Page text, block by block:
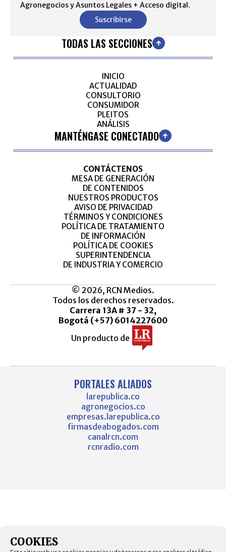
Agronegocios y Asuntos Legales + Acceso digital.
Suscribirse
TODAS LAS SECCIONES
INICIO
ACTUALIDAD
CONSULTORIO
CONSUMIDOR
PLEITOS
ANÁLISIS
MANTÉNGASE CONECTADO
CONTÁCTENOS
MESA DE GENERACIÓN
DE CONTENIDOS
NUESTROS PRODUCTOS
AVISO DE PRIVACIDAD
TÉRMINOS Y CONDICIONES
POLÍTICA DE TRATAMIENTO
DE INFORMACIÓN
POLÍTICA DE COOKIES
SUPERINTENDENCIA
DE INDUSTRIA Y COMERCIO
© 2026, RCN Medios.
Todos los derechos reservados.
Carrera 13A # 37 - 32,
Bogotá (+57) 6014227600
Un producto de
PORTALES ALIADOS
larepublica.co
agronegocios.co
empresas.larepublica.co
firmasdeabogados.com
canalrcn.com
rcnradio.com
COOKIES